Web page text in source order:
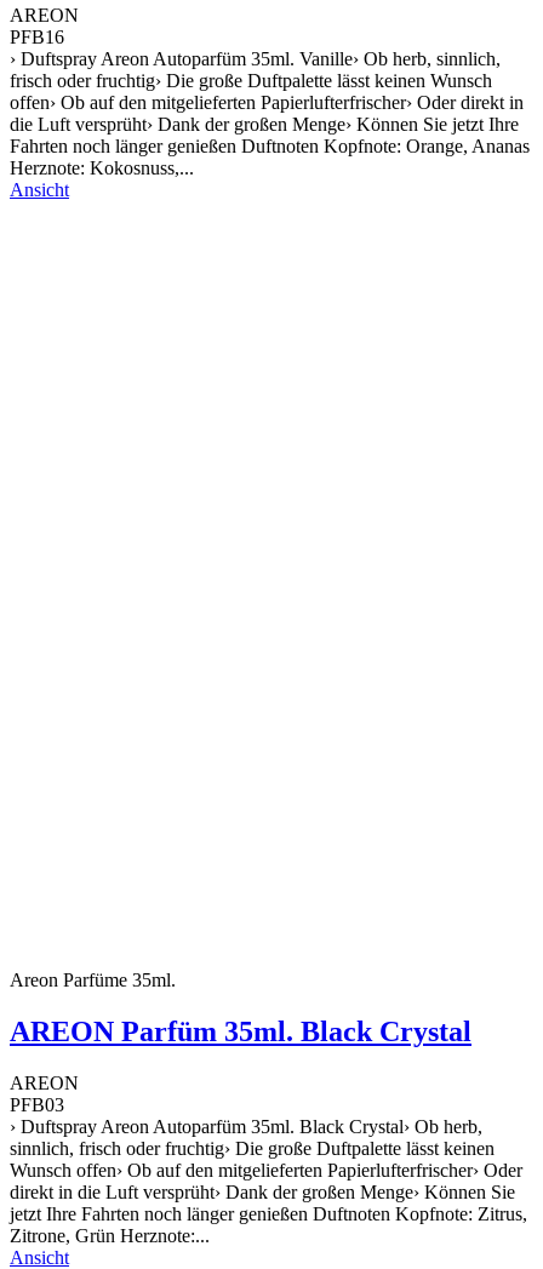
AREON
PFB16
› Duftspray Areon Autoparfüm 35ml. Vanille› Ob herb, sinnlich,
frisch oder fruchtig› Die große Duftpalette lässt keinen Wunsch
offen› Ob auf den mitgelieferten Papierlufterfrischer› Oder direkt in
die Luft versprüht› Dank der großen Menge› Können Sie jetzt Ihre
Fahrten noch länger genießen Duftnoten Kopfnote: Orange, Ananas
Herznote: Kokosnuss,...
Ansicht
Areon Parfüme 35ml.
AREON Parfüm 35ml. Black Crystal
AREON
PFB03
› Duftspray Areon Autoparfüm 35ml. Black Crystal› Ob herb,
sinnlich, frisch oder fruchtig› Die große Duftpalette lässt keinen
Wunsch offen› Ob auf den mitgelieferten Papierlufterfrischer› Oder
direkt in die Luft versprüht› Dank der großen Menge› Können Sie
jetzt Ihre Fahrten noch länger genießen Duftnoten Kopfnote: Zitrus,
Zitrone, Grün Herznote:...
Ansicht